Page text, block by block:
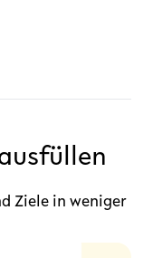
Ziele in weniger